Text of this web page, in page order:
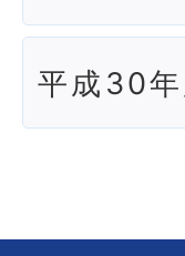
平成30年